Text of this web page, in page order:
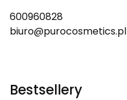
600960828
biuro@purocosmetics.pl
Bestsellery